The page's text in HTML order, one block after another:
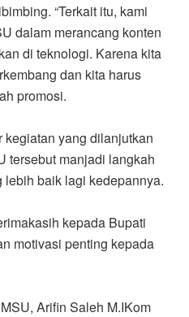
“Terkait itu, kami
dalam merancang konten
di teknologi. Karena kita
dan kita harus
promosi.
kegiatan yang dilanjutkan
tersebut manjadi langkah
baik lagi kedepannya.
kepada Bupati
motivasi penting kepada
Arifin Saleh M.IKom